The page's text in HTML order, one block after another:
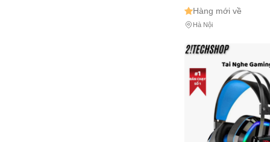
Hàng mới về
Hà Nội